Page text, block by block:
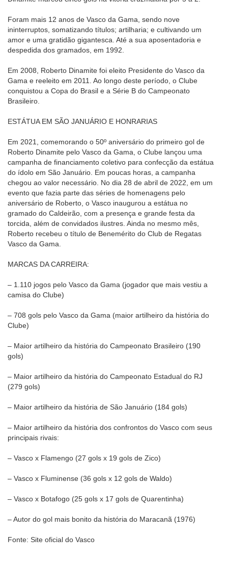
Foram mais 12 anos de Vasco da Gama, sendo nove
ininterruptos, somatizando títulos; artilharia; e cultivando um
amor e uma gratidão gigantesca. Até a sua aposentadoria e
despedida dos gramados, em 1992.
Em 2008, Roberto Dinamite foi eleito Presidente do Vasco da
Gama e reeleito em 2011. Ao longo deste período, o Clube
conquistou a Copa do Brasil e a Série B do Campeonato
Brasileiro.
ESTÁTUA EM SÃO JANUÁRIO E HONRARIAS
Em 2021, comemorando o 50º aniversário do primeiro gol de
Roberto Dinamite pelo Vasco da Gama, o Clube lançou uma
campanha de financiamento coletivo para confecção da estátua
do ídolo em São Januário. Em poucas horas, a campanha
chegou ao valor necessário. No dia 28 de abril de 2022, em um
evento que fazia parte das séries de homenagens pelo
aniversário de Roberto, o Vasco inaugurou a estátua no
gramado do Caldeirão, com a presença e grande festa da
torcida, além de convidados ilustres. Ainda no mesmo mês,
Roberto recebeu o título de Benemérito do Club de Regatas
Vasco da Gama.
MARCAS DA CARREIRA:
– 1.110 jogos pelo Vasco da Gama (jogador que mais vestiu a
camisa do Clube)
– 708 gols pelo Vasco da Gama (maior artilheiro da história do
Clube)
– Maior artilheiro da história do Campeonato Brasileiro (190
gols)
– Maior artilheiro da história do Campeonato Estadual do RJ
(279 gols)
– Maior artilheiro da história de São Januário (184 gols)
– Maior artilheiro da história dos confrontos do Vasco com seus
principais rivais:
– Vasco x Flamengo (27 gols x 19 gols de Zico)
– Vasco x Fluminense (36 gols x 12 gols de Waldo)
– Vasco x Botafogo (25 gols x 17 gols de Quarentinha)
– Autor do gol mais bonito da história do Maracanã (1976)
Fonte: Site oficial do Vasco